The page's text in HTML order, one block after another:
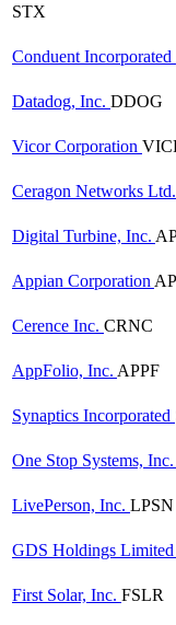
STX
Conduent Incorporated
Datadog, Inc. DDOG
Vicor Corporation
Ceragon Networks Ltd.
Digital Turbine, Inc.
Appian Corporation
Cerence Inc. CRNC
AppFolio, Inc. APPF
Synaptics Incorporated
One Stop Systems, Inc.
LivePerson, Inc. LPSN
GDS Holdings Limited
First Solar, Inc. FSLR